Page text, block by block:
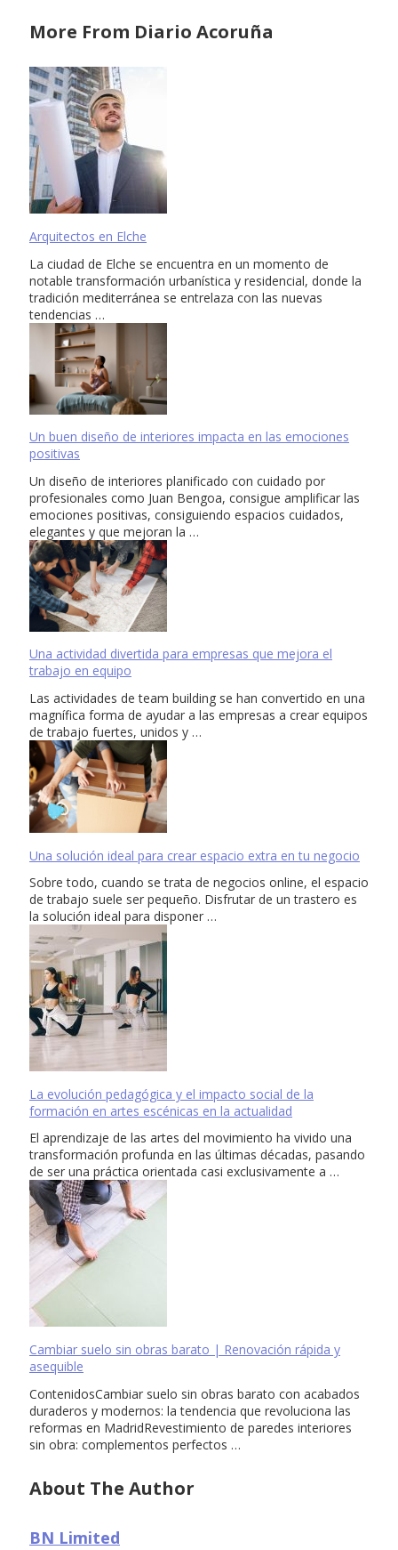
More From Diario Acoruña
Arquitectos en Elche
La ciudad de Elche se encuentra en un momento de
notable transformación urbanística y residencial, donde la
tradición mediterránea se entrelaza con las nuevas
tendencias …
Un buen diseño de interiores impacta en las emociones
positivas
Un diseño de interiores planificado con cuidado por
profesionales como Juan Bengoa, consigue amplificar las
emociones positivas, consiguiendo espacios cuidados,
elegantes y que mejoran la …
Una actividad divertida para empresas que mejora el
trabajo en equipo
Las actividades de team building se han convertido en una
magnífica forma de ayudar a las empresas a crear equipos
de trabajo fuertes, unidos y …
Una solución ideal para crear espacio extra en tu negocio
Sobre todo, cuando se trata de negocios online, el espacio
de trabajo suele ser pequeño. Disfrutar de un trastero es
la solución ideal para disponer …
La evolución pedagógica y el impacto social de la
formación en artes escénicas en la actualidad
El aprendizaje de las artes del movimiento ha vivido una
transformación profunda en las últimas décadas, pasando
de ser una práctica orientada casi exclusivamente a …
Cambiar suelo sin obras barato | Renovación rápida y
asequible
ContenidosCambiar suelo sin obras barato con acabados
duraderos y modernos: la tendencia que revoluciona las
reformas en MadridRevestimiento de paredes interiores
sin obra: complementos perfectos …
About The Author
BN Limited